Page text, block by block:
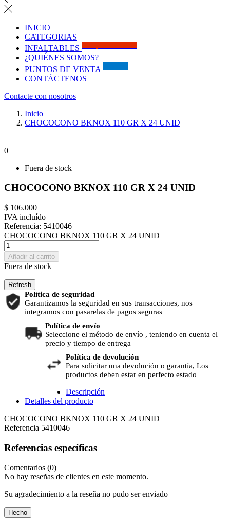
INICIO
CATEGORIAS
INFALTABLES
¿QUIÉNES SOMOS?
PUNTOS DE VENTA
CONTÁCTENOS
Contacte con nosotros
Inicio
CHOCOCONO BKNOX 110 GR X 24 UNID
0
Fuera de stock
CHOCOCONO BKNOX 110 GR X 24 UNID
$ 106.000
IVA incluído
Referencia: 5410046
CHOCOCONO BKNOX 110 GR X 24 UNID
Añadir al carrito
Fuera de stock
Política de seguridad
Garantizamos la seguridad en sus transacciones, nos
integramos con pasarelas de pagos seguras
Política de envío
Seleccione el método de envío , teniendo en cuenta el
precio y tiempo de entrega
Política de devolución
Para solicitar una devolución o garantía, Los
productos deben estar en perfecto estado
Descripción
Detalles del producto
CHOCOCONO BKNOX 110 GR X 24 UNID
Referencia 5410046
Referencias específicas
Comentarios (0)
No hay reseñas de clientes en este momento.
Su agradecimiento a la reseña no pudo ser enviado
Hecho